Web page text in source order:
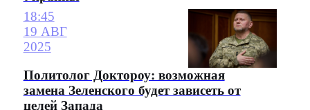
18:45
19 АВГ
2025
Политолог Доктороу: возможная
замена Зеленского будет зависеть от
целей Запада